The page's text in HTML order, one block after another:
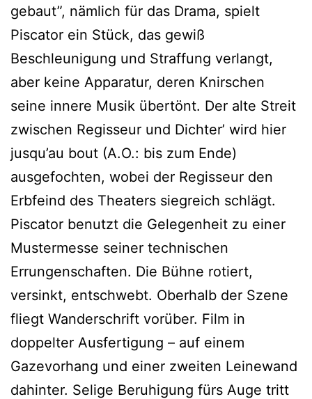
gebaut”, nämlich für das Drama, spielt
Piscator ein Stück, das gewiß
Beschleunigung und Straffung verlangt,
aber keine Apparatur, deren Knirschen
seine innere Musik übertönt. Der alte Streit
zwischen Regisseur und Dichter’ wird hier
jusqu’au bout (A.O.: bis zum Ende)
ausgefochten, wobei der Regisseur den
Erbfeind des Theaters siegreich schlägt.
Piscator benutzt die Gelegenheit zu einer
Mustermesse seiner technischen
Errungenschaften. Die Bühne rotiert,
versinkt, entschwebt. Oberhalb der Szene
fliegt Wanderschrift vorüber. Film in
doppelter Ausfertigung – auf einem
Gazevorhang und einer zweiten Leinewand
dahinter. Selige Beruhigung fürs Auge tritt